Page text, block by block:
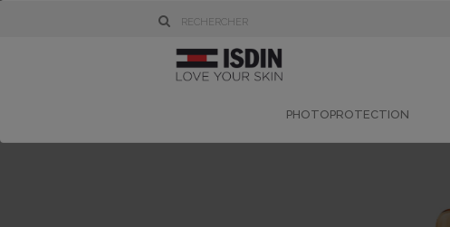
PHOTOPROTECTION